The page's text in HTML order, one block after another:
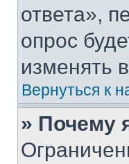
ответа»,
опрос
изменять
Вернуться к
» Почему